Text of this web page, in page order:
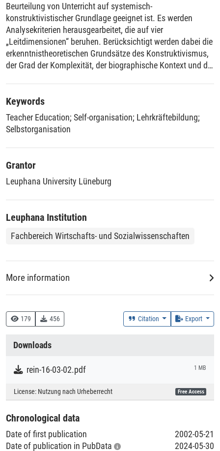
179 456 Citation Export
Downloads
rein-16-03-02.pdf 1 MB
License: Nutzung nach Urheberrecht Free Access
Chronological data
Date of first publication
2002-05-21
Date of publication in PubData
2024-05-30
Beurteilung von Unterricht auf systemisch-
konstruktivistischer Grundlage geeignet ist. Es werden
Analysekriterien herausgearbeitet, die auf vier
„Leitdimensionen“ beruhen. Berücksichtigt werden dabei die
erkenntnistheoretischen Grundsätze des Konstruktivismus,
der Grad der Komplexität, der biographische Kontext und der
methodischer und institutioneller Faktoren. In Form einer
analytischen Forschungsstudie wird die Durchführbarkeit
des Konzeptes nachgewiesen. Gegenstand der
Untersuchung sind Planungen von Simulationsspielen, wie
sie im Rahmen der Ausbildung von Referendaren am
Staatlichen Studienseminar Hamburg als Entwürfe für den
Unterricht im berufsbildenden Schulwesen ausgearbeitet
worden sind. Dabei liegt der Fokus auf Rollen-, Plan- und
von Planungsvarianten und damit die Möglichkeit,
zahlreiche Strukturierungsvorschläge im Hinblick auf eine
Erweiterung der Handlungsspielräume zu geben.
Keywords
Teacher Education; Self-organisation; Lehrkräftebildung;
Selbstorganisation
Grantor
Leuphana University Lüneburg
Leuphana Institution
Fachbereich Wirtschafts- und Sozialwissenschaften
More information
330 :: Wirtschaft
Creation Context
Collections
Literaturpublikationen